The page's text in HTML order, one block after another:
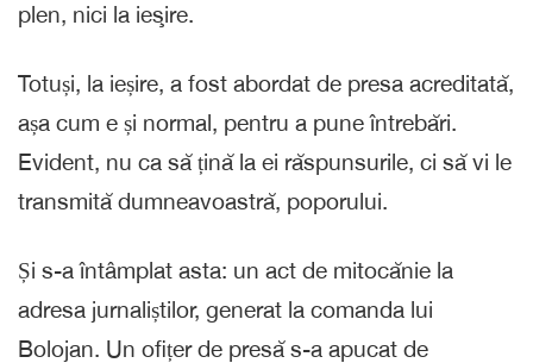
plen, nici la ieşire.
Totuși, la ieșire, a fost abordat de presa acreditată,
așa cum e și normal, pentru a pune întrebări.
Evident, nu ca să țină la ei răspunsurile, ci să vi le
transmită dumneavoastră, poporului.
Și s-a întâmplat asta: un act de mitocănie la
adresa jurnaliștilor, generat la comanda lui
Bolojan. Un ofițer de presă s-a apucat de